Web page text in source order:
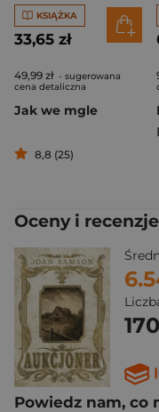
KSIĄŻKA
33,65 zł
49,99 zł - sugerowana
cena detaliczna
Jak we mgle
8,8 (25)
Oceny i
170
Powiedz nam, co